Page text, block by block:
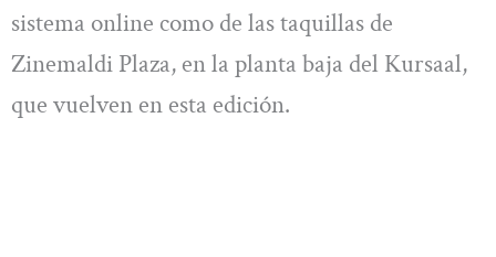
sistema online como de las taquillas de
Zinemaldi Plaza, en la planta baja del Kursaal,
que vuelven en esta edición.